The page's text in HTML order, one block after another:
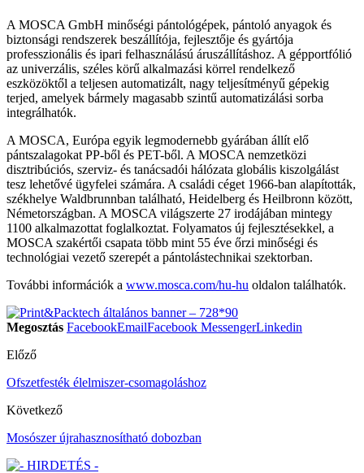
A MOSCA GmbH minőségi pántológépek, pántoló anyagok és
biztonsági rendszerek beszállítója, fejlesztője és gyártója
professzionális és ipari felhasználású áruszállításhoz. A gépportfólió
az univerzális, széles körű alkalmazási körrel rendelkező
eszközöktől a teljesen automatizált, nagy teljesítményű gépekig
terjed, amelyek bármely magasabb szintű automatizálási sorba
integrálhatók.
A MOSCA, Európa egyik legmodernebb gyárában állít elő
pántszalagokat PP-ből és PET-ből. A MOSCA nemzetközi
disztribúciós, szerviz- és tanácsadói hálózata globális kiszolgálást
tesz lehetővé ügyfelei számára. A családi céget 1966-ban alapították,
székhelye Waldbrunnban található, Heidelberg és Heilbronn között,
Németországban. A MOSCA világszerte 27 irodájában mintegy
1100 alkalmazottat foglalkoztat. Folyamatos új fejlesztésekkel, a
MOSCA szakértői csapata több mint 55 éve őrzi minőségi és
technológiai vezető szerepét a pántolástechnikai szektorban.
További információk a www.mosca.com/hu-hu oldalon találhatók.
Megosztás FacebookEmailFacebook MessengerLinkedin
Előző
Ofszetfesték élelmiszer-csomagoláshoz
Következő
Mosószer újrahasznosítható dobozban